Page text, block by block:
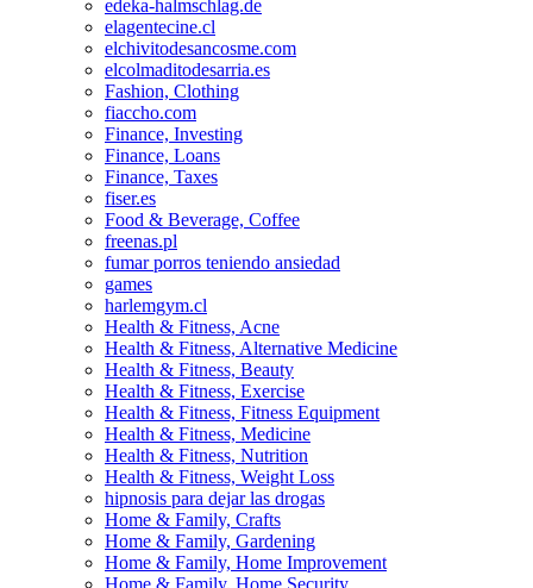
edeka-halmschlag.de
elagentecine.cl
elchivitodesancosme.com
elcolmaditodesarria.es
Fashion, Clothing
fiaccho.com
Finance, Investing
Finance, Loans
Finance, Taxes
fiser.es
Food & Beverage, Coffee
freenas.pl
fumar porros teniendo ansiedad
games
harlemgym.cl
Health & Fitness, Acne
Health & Fitness, Alternative Medicine
Health & Fitness, Beauty
Health & Fitness, Exercise
Health & Fitness, Fitness Equipment
Health & Fitness, Medicine
Health & Fitness, Nutrition
Health & Fitness, Weight Loss
hipnosis para dejar las drogas
Home & Family, Crafts
Home & Family, Gardening
Home & Family, Home Improvement
Home & Family, Home Security